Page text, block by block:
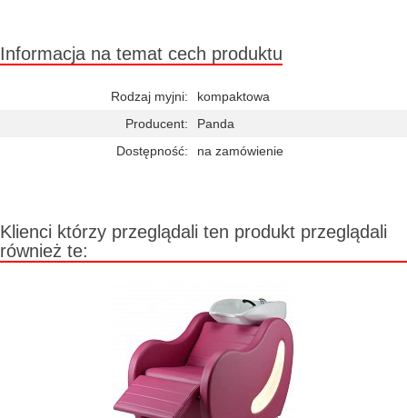
Informacja na temat cech produktu
Rodzaj myjni:
kompaktowa
Producent:
Panda
Dostępność:
na zamówienie
Klienci którzy przeglądali ten produkt przeglądali
również te: